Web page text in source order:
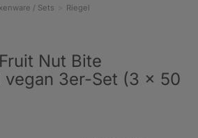
/ Sets Riegel
Nut Bite
vegan 3er-Set (3 x 50